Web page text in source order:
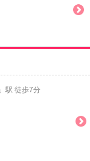
」駅 徒歩7分